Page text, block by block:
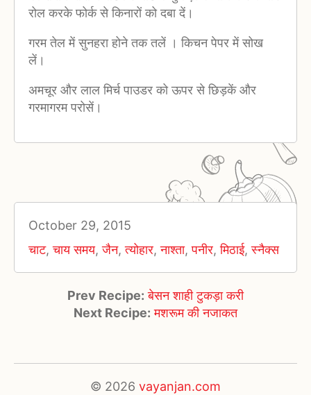
रोल करके फोर्क से किनारों को दबा दें।
गरम तेल में सुनहरा होने तक तलें । किचन पेपर में सोख
लें।
अमचूर और लाल मिर्च पाउडर को ऊपर से छिड़कें और
गरमागरम परोसें।
October 29, 2015
चाट,चाय समय,जैन,त्योहार,नाश्ता,पनीर,मिठाई,स्नैक्स
Prev Recipe: बेसन शाही टुकड़ा करी
Next Recipe: मशरूम की नजाकत
© 2026 vayanjan.com